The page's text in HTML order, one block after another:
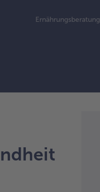
Ernährungsberatung